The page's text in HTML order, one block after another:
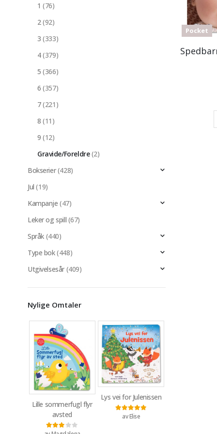
Pocket
1 (76)
2(92)
3 (333)
4(379)
5 (366)
6 (357)
7(221)
8 (11)
9 (12)
Gravide/Foreldre(2)
Bokserier(428)
Jul (19)
Kampanje (47)
Leker og spill (67)
Språk (440)
Type bok(448)
Utgivelsesår (409)
Nylige Omtaler
Lille sommerfugl flyr
avsted
Vurdert3av 5
Lys vei for Julenissen
Vurdert5
av Elise